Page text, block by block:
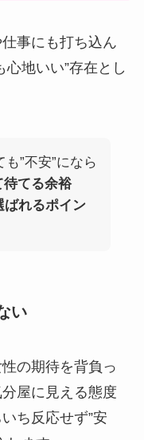
事にも打ち込ん
地いい”存在とし
”不安”になら
待てる余裕
ばれるポイン
い
の期待を背負っ
屋に見える態度
ち反応せず”安